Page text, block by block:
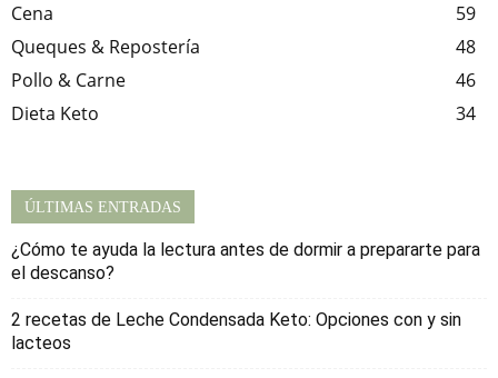
Cena
59
Queques & Repostería
48
Pollo & Carne
46
Dieta Keto
34
ÚLTIMAS ENTRADAS
¿Cómo te ayuda la lectura antes de dormir a prepararte para
el descanso?
2 recetas de Leche Condensada Keto: Opciones con y sin
lacteos